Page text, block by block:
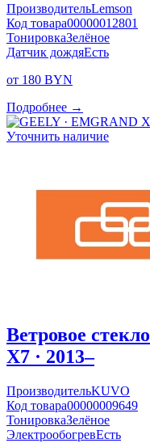
ПроизводительLemson
Код товара00000012801
ТонировкаЗелёное
Датчик дождяЕсть
от 180 BYN
Подробнее →
Уточнить наличие
Ветровое стекло
X7 · 2013–
ПроизводительKUVO
Код товара00000009649
ТонировкаЗелёное
ЭлектрообогревЕсть